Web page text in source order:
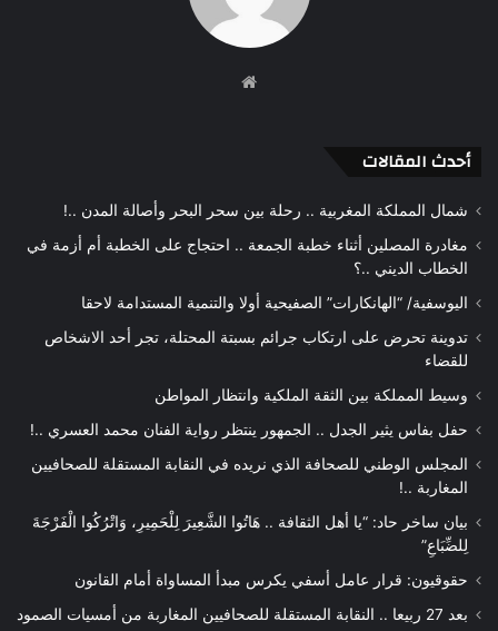
أحدث المقالات
شمال المملكة المغربية .. رحلة بين سحر البحر وأصالة المدن ..!
مغادرة المصلين أثناء خطبة الجمعة .. احتجاج على الخطبة أم أزمة في
الخطاب الديني ..؟
اليوسفية/ “الهانكارات” الصفيحية أولا والتنمية المستدامة لاحقا
تدوينة تحرض على ارتكاب جرائم بسبتة المحتلة، تجر أحد الاشخاص
للقضاء
وسيط المملكة بين الثقة الملكية وانتظار المواطن
حفل بفاس يثير الجدل .. الجمهور ينتظر رواية الفنان محمد العسري ..!
المجلس الوطني للصحافة الذي نريده في النقابة المستقلة للصحافيين
المغاربة ..!
بيان ساخر حاد: “يا أهل الثقافة .. هَاتُوا الشَّعِيرَ لِلْحَمِيرِ، وَاتْرُكُوا الْفَرْجَةَ
لِلضِّبَاعِ”
حقوقيون: قرار عامل أسفي يكرس مبدأ المساواة أمام القانون
بعد 27 ربيعا .. النقابة المستقلة للصحافيين المغاربة من أمسيات الصمود